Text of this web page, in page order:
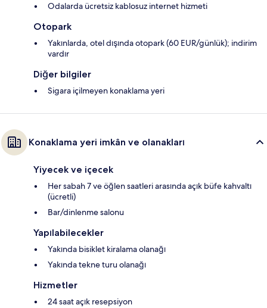
Odalarda ücretsiz kablosuz internet hizmeti
Otopark
Yakınlarda, otel dışında otopark (60 EUR/günlük); indirim
vardır
Diğer bilgiler
Sigara içilmeyen konaklama yeri
Konaklama yeri imkân ve olanakları
Yiyecek ve içecek
Her sabah 7 ve öğlen saatleri arasında açık büfe kahvaltı
(ücretli)
Bar/dinlenme salonu
Yapılabilecekler
Yakında bisiklet kiralama olanağı
Yakında tekne turu olanağı
Hizmetler
24 saat açık resepsiyon